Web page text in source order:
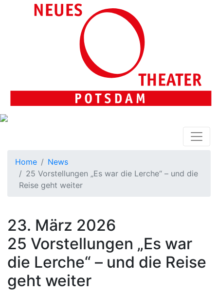
Home
News
25 Vorstellungen „Es war die Lerche“ – und die
Reise geht weiter
23. März 2026
25 Vorstellungen „Es war
die Lerche“ – und die Reise
geht weiter